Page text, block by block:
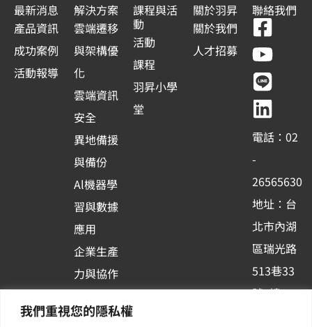
我們重視您的隱私權
最新消息
產品資訊
成功案例
活動報導
解決方案
雲端遷移
與架構優
化
雲端資訊
安全
異地備援
與備份
Al機器學
習與數據
應用
企業生產
力與協作
台應用
課程與活
動
活動
課程
羽昇小學
堂
關於羽昇
關於我們
人才招募
聯絡我們
F
a
c
e
b
o
o
k
-
s
q
u
a
r
Y
o
u
t
u
b
e
L
i
n
e
L
i
n
k
e
d
i
n
電話：02
-
26565630
地址：台
北市內湖
區瑞光路
513巷33
號6樓